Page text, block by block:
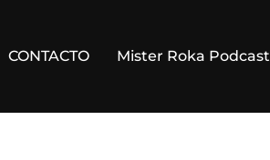
CONTACTO Mister Roka Podcast